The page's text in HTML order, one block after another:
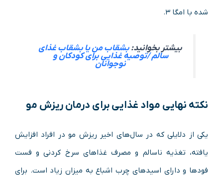
شده با امگا ۳.
بیشتر بخوانید:بشقاب من یا بشقاب غذای
سالم /توصیه غذایی برای کودکان و
نوجوانان
نکته نهایی مواد غذایی برای درمان ریزش مو
یکی از دلایلی که در سال‌های اخیر ریزش مو در افراد افزایش
یافته، تغذیه ناسالم و مصرف غذاهای سرخ کردنی و فست
فودها و دارای اسیدهای چرب اشباع به میزان زیاد است. برای